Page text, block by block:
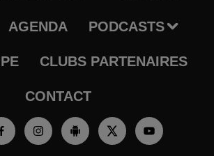
AGENDA PODCASTS
CLUBS PARTENAIRES
CONTACT